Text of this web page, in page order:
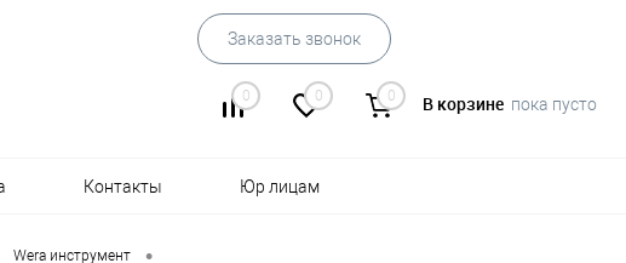
Заказать звонок
0 0 0 В корзине пока пусто
Контакты Юр лицам
Wera инструмент •